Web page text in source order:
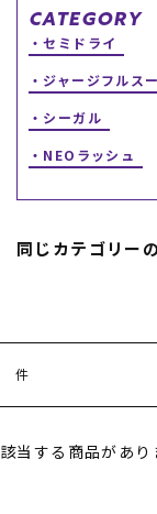
中古/アウトレット
中古/アウトレット
ー
CATEGORY
セミドライ
ジャージフルス
シーガル
NEOラッシュ
同じカテゴリー
件
該当する商品があり